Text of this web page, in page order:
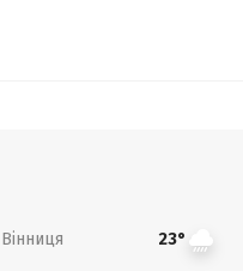
Вінниця 23°